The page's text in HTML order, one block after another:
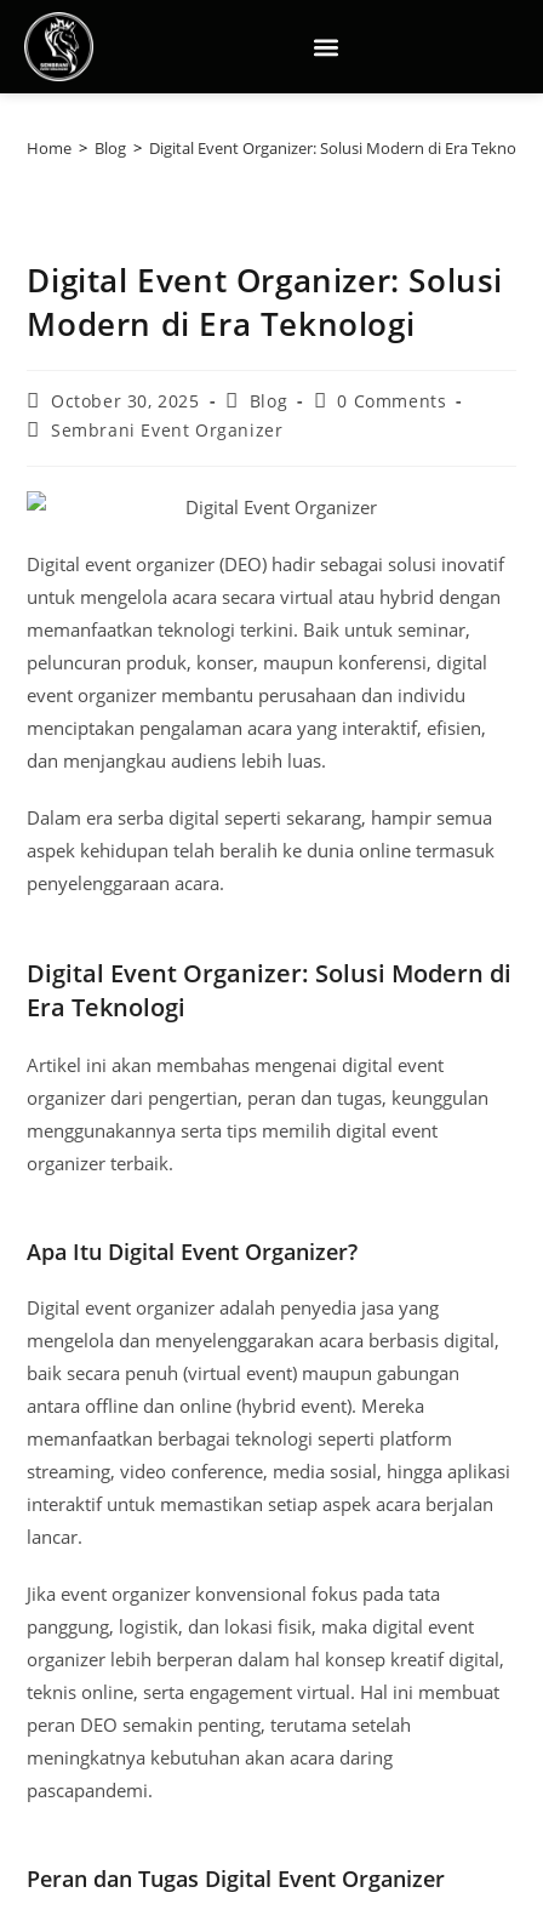
Home > Blog > Digital Event Organizer: Solusi Modern di Era Teknologi
Digital Event Organizer: Solusi
Modern di Era Teknologi
October 30, 2025 Blog
0 Comments
Sembrani Event Organizer
Digital event organizer (DEO) hadir sebagai solusi inovatif
untuk mengelola acara secara virtual atau hybrid dengan
memanfaatkan teknologi terkini. Baik untuk seminar,
peluncuran produk, konser, maupun konferensi, digital
event organizer membantu perusahaan dan individu
menciptakan pengalaman acara yang interaktif, efisien,
dan menjangkau audiens lebih luas.
Dalam era serba digital seperti sekarang, hampir semua
aspek kehidupan telah beralih ke dunia online termasuk
penyelenggaraan acara.
Digital Event Organizer: Solusi Modern di
Era Teknologi
Artikel ini akan membahas mengenai digital event
organizer dari pengertian, peran dan tugas, keunggulan
menggunakannya serta tips memilih digital event
organizer terbaik.
Apa Itu Digital Event Organizer?
Digital event organizer adalah penyedia jasa yang
mengelola dan menyelenggarakan acara berbasis digital,
baik secara penuh (virtual event) maupun gabungan
antara offline dan online (hybrid event). Mereka
memanfaatkan berbagai teknologi seperti platform
streaming, video conference, media sosial, hingga aplikasi
interaktif untuk memastikan setiap aspek acara berjalan
lancar.
Jika event organizer konvensional fokus pada tata
panggung, logistik, dan lokasi fisik, maka digital event
organizer lebih berperan dalam hal konsep kreatif digital,
teknis online, serta engagement virtual. Hal ini membuat
peran DEO semakin penting, terutama setelah
meningkatnya kebutuhan akan acara daring
pascapandemi.
Peran dan Tugas Digital Event Organizer